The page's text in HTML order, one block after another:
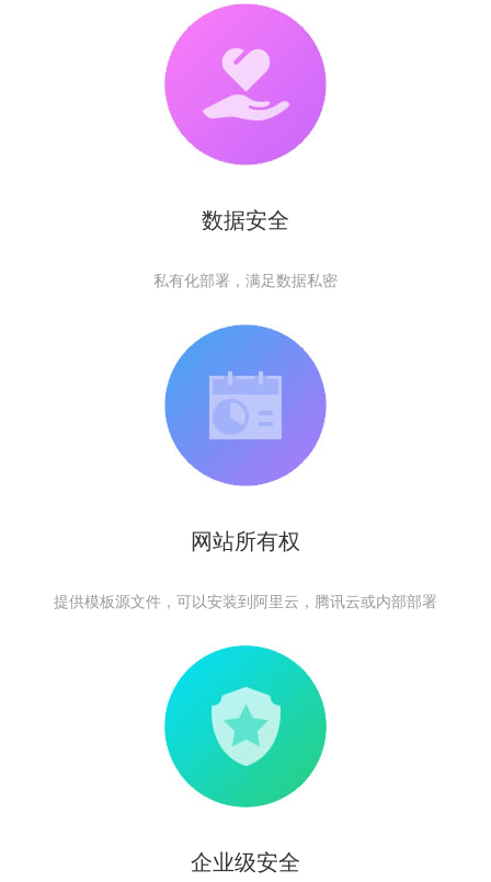
数据安全
私有化部署，满足数据私密
网站所有权
提供模板源文件，可以安装到阿里云，腾讯云或内部部署
企业级安全